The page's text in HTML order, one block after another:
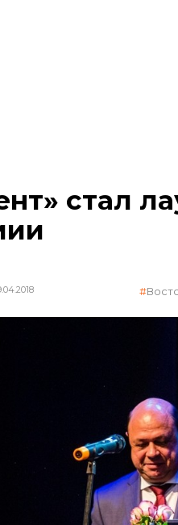
стал